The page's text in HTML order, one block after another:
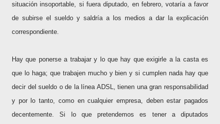
situación insoportable, si fuera diputado, en febrero, votaría a favor
de subirse el sueldo y saldría a los medios a dar la explicación
correspondiente.
Hay que ponerse a trabajar y lo que hay que exigirle a la casta es
que lo haga; que trabajen mucho y bien y si cumplen nada hay que
decir del sueldo o de la línea ADSL, tienen una gran responsabilidad
y por lo tanto, como en cualquier empresa, deben estar pagados
decentemente. Si lo que pretendemos es tener a diputados